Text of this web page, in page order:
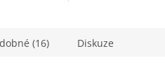
(16) Diskuze